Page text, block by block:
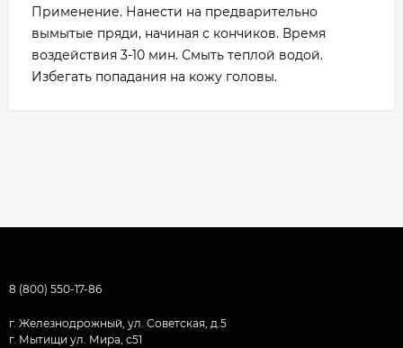
Применение. Нанести на предварительно
вымытые пряди, начиная с кончиков. Время
воздействия 3-10 мин. Смыть теплой водой.
Избегать попадания на кожу головы.
8 (800) 550-17-86
г. Железнодрожный, ул. Советская, д.5
г. Мытищи ул. Мира, с51